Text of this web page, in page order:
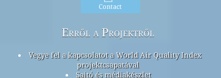
Contact
Erről a Projektről
Vegye fel a kapcsolatot a World Air Quality Index
projektcsapatával
Sajtó és médiakészlet